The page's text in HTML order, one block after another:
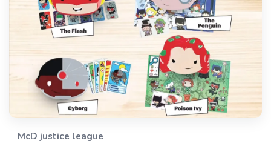
McD justice league